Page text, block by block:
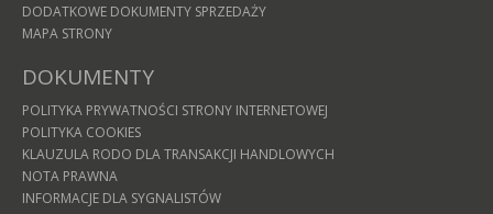
DODATKOWE DOKUMENTY SPRZEDAŻY
MAPA STRONY
DOKUMENTY
POLITYKA PRYWATNOŚCI STRONY INTERNETOWEJ
POLITYKA COOKIES
KLAUZULA RODO DLA TRANSAKCJI HANDLOWYCH
NOTA PRAWNA
INFORMACJE DLA SYGNALISTÓW